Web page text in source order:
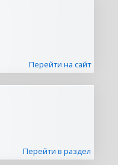
Перейти на сайт
Перейти в раздел